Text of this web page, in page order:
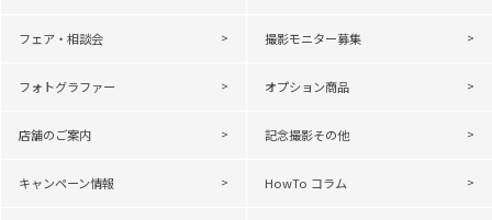
フェア・相談会 撮影モニター募集
フォトグラファー オプション商品
店舗のご案内 記念撮影その他
キャンペーン情報 HowTo コラム